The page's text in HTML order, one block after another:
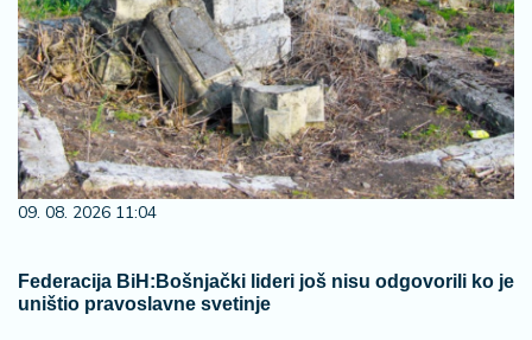
09. 08. 2026 11:04
Federacija BiH:Bošnjački lideri još nisu odgovorili ko je
uništio pravoslavne svetinje